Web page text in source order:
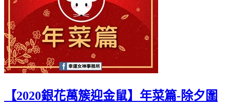
【2020銀花萬簇迎金鼠】年菜篇-除夕圍